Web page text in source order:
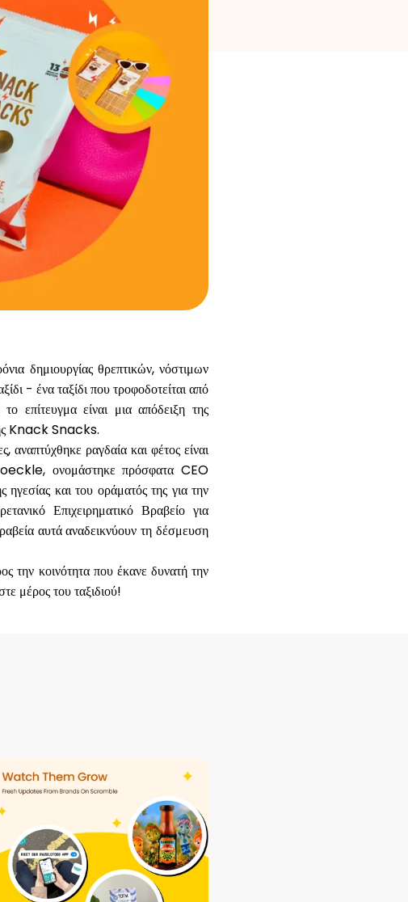
Ιστορικό γύρων
Ιστολόγιο
Επικοινωνήστε μαζί μας
Βοήθεια
ask@scrambleup.com
δημιουργίας θρεπτικών, νόστιμων
- ένα ταξίδι που τροφοδοτείται από
επίτευγμα είναι μια απόδειξη της
Knack Snacks.
ραγδαία και φέτος είναι
ονομάστηκε πρόσφατα CEO
και του οράματός της για την
Επιχειρηματικό Βραβείο για
αυτά αναδεικνύουν τη δέσμευση
κοινότητα που έκανε δυνατή την
μέρος του ταξιδιού!